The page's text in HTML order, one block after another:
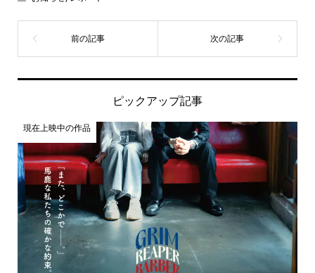
ピックアップ記事
現在上映中の作品